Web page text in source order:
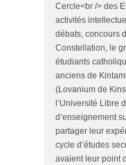
Cercle<br /> des
activités
débats, concours
Constellation, le
étudiants
anciens de
(Lovanium de
l’Université Libre
d’enseignement
partager leur
cycle d’études
avaient leur point